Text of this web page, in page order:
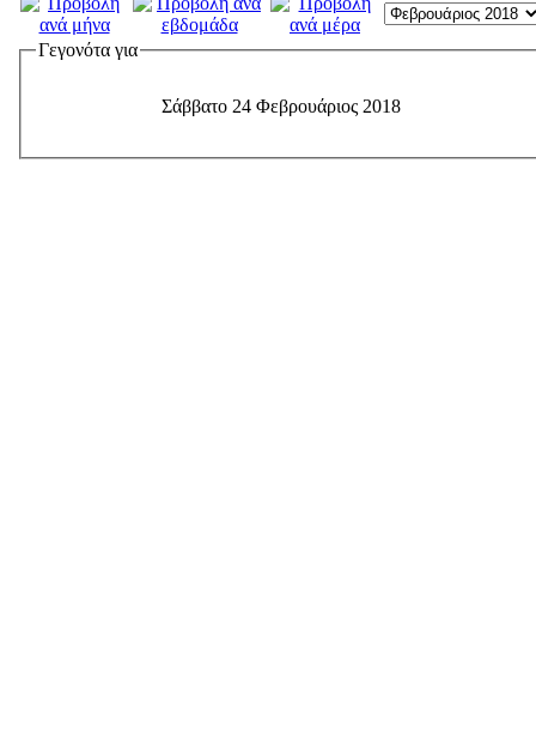
Γεγονότα για
Σάββατο 24 Φεβρουάριος 2018